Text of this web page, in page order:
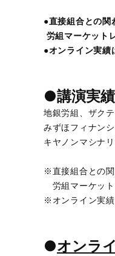
●直接組合との
労組マーケット
●オンライン実績
●講演実績
地銀労組、ザク
みずほフィナン
キヤノンマシナ
※直接組合との関
労組マーケット
※オンライン実
●オンラ